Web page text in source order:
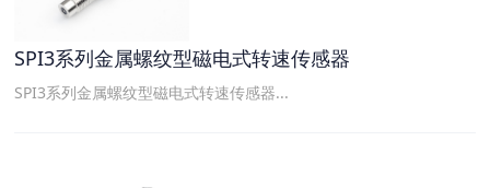
SPI3系列金属螺纹型磁电式转速传感器
SPI3系列金属螺纹型磁电式转速传感器...